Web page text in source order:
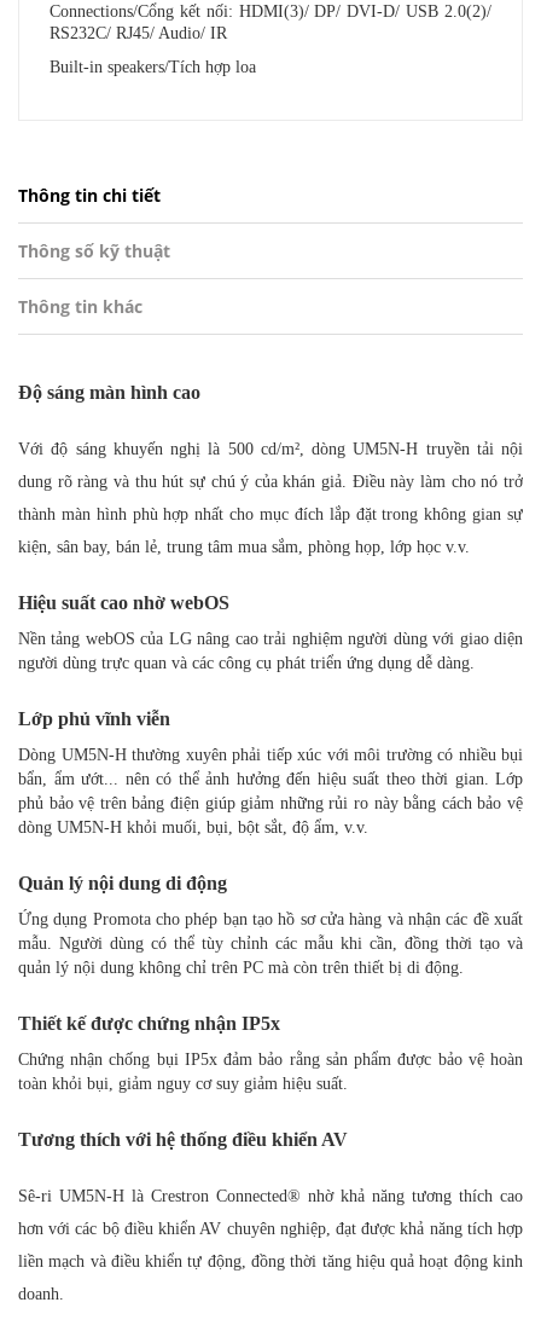
Connections/Cổng kết nối: HDMI(3)/ DP/ DVI-D/ USB 2.0(2)/
RS232C/ RJ45/ Audio/ IR
Built-in speakers/Tích hợp loa
Thông tin chi tiết
Thông số kỹ thuật
Thông tin khác
Độ sáng màn hình cao
Với độ sáng khuyến nghị là 500 cd/m², dòng UM5N-H truyền tải nội
dung rõ ràng và thu hút sự chú ý của khán giả. Điều này làm cho nó trở
thành màn hình phù hợp nhất cho mục đích lắp đặt trong không gian sự
kiện, sân bay, bán lẻ, trung tâm mua sắm, phòng họp, lớp học v.v.
Hiệu suất cao nhờ webOS
Nền tảng webOS của LG nâng cao trải nghiệm người dùng với giao diện
người dùng trực quan và các công cụ phát triển ứng dụng dễ dàng.
Lớp phủ vĩnh viễn
Dòng UM5N-H thường xuyên phải tiếp xúc với môi trường có nhiều bụi
bẩn, ẩm ướt... nên có thể ảnh hưởng đến hiệu suất theo thời gian. Lớp
phủ bảo vệ trên bảng điện giúp giảm những rủi ro này bằng cách bảo vệ
dòng UM5N-H khỏi muối, bụi, bột sắt, độ ẩm, v.v.
Quản lý nội dung di động
Ứng dụng Promota cho phép bạn tạo hồ sơ cửa hàng và nhận các đề xuất
mẫu. Người dùng có thể tùy chỉnh các mẫu khi cần, đồng thời tạo và
quản lý nội dung không chỉ trên PC mà còn trên thiết bị di động.
Thiết kế được chứng nhận IP5x
Chứng nhận chống bụi IP5x đảm bảo rằng sản phẩm được bảo vệ hoàn
toàn khỏi bụi, giảm nguy cơ suy giảm hiệu suất.
Tương thích với hệ thống điều khiển AV
Sê-ri UM5N-H là Crestron Connected® nhờ khả năng tương thích cao
hơn với các bộ điều khiển AV chuyên nghiệp, đạt được khả năng tích hợp
liền mạch và điều khiển tự động, đồng thời tăng hiệu quả hoạt động kinh
doanh.